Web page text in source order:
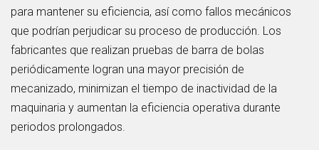
para mantener su eficiencia, así como fallos mecánicos
que podrían perjudicar su proceso de producción. Los
fabricantes que realizan pruebas de barra de bolas
periódicamente logran una mayor precisión de
mecanizado, minimizan el tiempo de inactividad de la
maquinaria y aumentan la eficiencia operativa durante
periodos prolongados.